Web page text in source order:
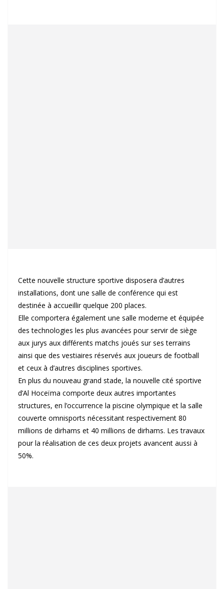
Cette nouvelle structure sportive disposera d’autres
installations, dont une salle de conférence qui est
destinée à accueillir quelque 200 places.
Elle comportera également une salle moderne et équipée
des technologies les plus avancées pour servir de siège
aux jurys aux différents matchs joués sur ses terrains
ainsi que des vestiaires réservés aux joueurs de football
et ceux à d’autres disciplines sportives.
En plus du nouveau grand stade, la nouvelle cité sportive
d’Al Hoceïma comporte deux autres importantes
structures, en l’occurrence la piscine olympique et la salle
couverte omnisports nécessitant respectivement 80
millions de dirhams et 40 millions de dirhams. Les travaux
pour la réalisation de ces deux projets avancent aussi à
50%.